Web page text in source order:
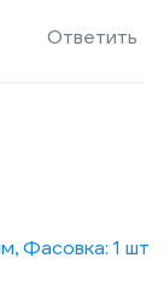
Ответить
Фасовка: 1 шт